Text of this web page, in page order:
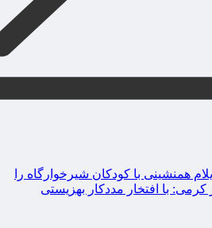
همنشینی با کودکان شیرخوارگاه را
کرمی: با افتخار مددکار بهزیستی